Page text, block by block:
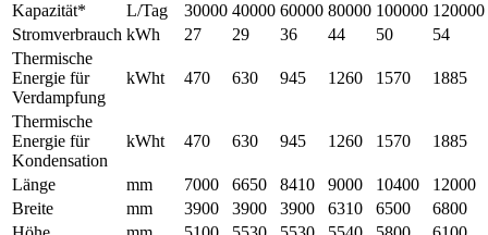
Kapazität*
L/Tag 30000 40000 60000 80000 100000 120000
Stromverbrauch kWh 27 29 36 44 50
54
Thermische
Energie für
Verdampfung
kWht 470 630 945 1260 1570 1885
Thermische
Energie für
Kondensation
kWht 470 630 945 1260 1570 1885
Länge mm 7000 6650 8410 9000 10400
12000
Breite
mm 3900 3900 3900 6310 6500
6800